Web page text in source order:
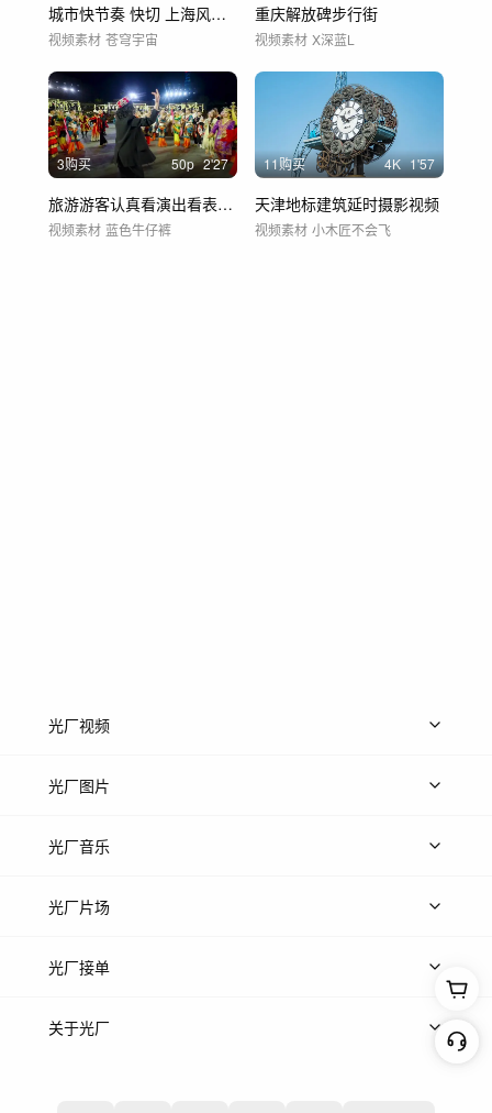
城市快节奏 快切 上海风光街景 含原素材
视频素材 苍穹宇宙
重庆解放碑步行街
视频素材 X深蓝L
3购买 50p 2'27
旅游游客认真看演出看表演舞台剧4
视频素材 蓝色牛仔裤
11购买 4K 1'57
天津地标建筑延时摄影视频
视频素材 小木匠不会飞
光厂视频
上传视频
光厂图片
上传图片
光厂音乐
热门音乐
光厂片场
上传案例
光厂接单
上架服务
关于光厂